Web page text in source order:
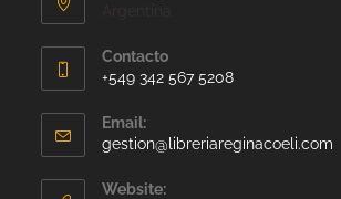
Contacto
+549 342 567 5208
Email:
gestion@libreriareginacoeli.com
Website: